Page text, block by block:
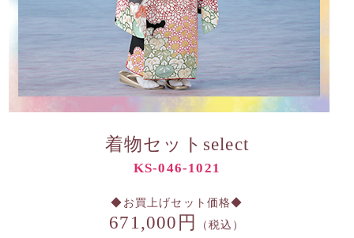
着物セットselect
KS-046-1021
◆お買上げセット価格◆
671,000円 （税込）